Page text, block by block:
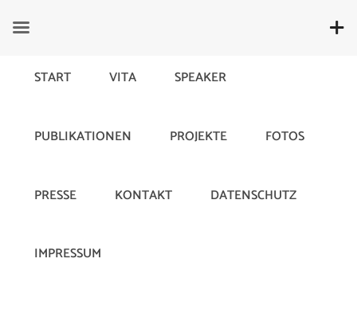
START VITA SPEAKER
PUBLIKATIONEN PROJEKTE FOTOS
PRESSE KONTAKT DATENSCHUTZ
IMPRESSUM
Mass Customization